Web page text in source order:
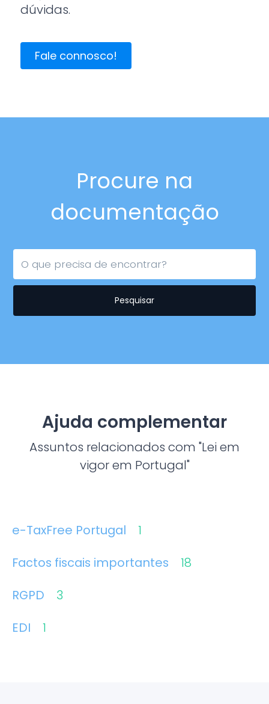
dúvidas.
Fale connosco!
Procure na
documentação
Pesquisar
Ajuda complementar
Assuntos relacionados com "Lei em
vigor em Portugal"
e-TaxFree Portugal
1
Factos fiscais importantes
18
RGPD
3
EDI
1